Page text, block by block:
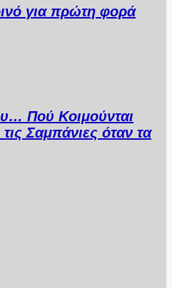
για πρώτη φορά
Πού Κοιμούνται
Σαμπάνιες όταν τα